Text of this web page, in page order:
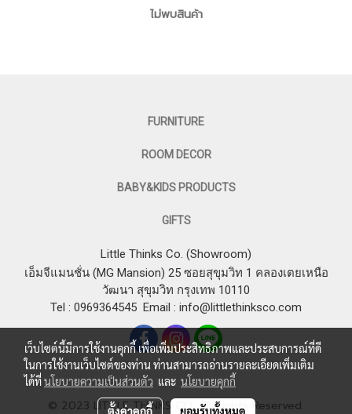
ไม่พบสินค้า
FURNITURE
ROOM DECOR
BABY&KIDS PRODUCTS
GIFTS
Little Thinks Co. (Showroom)
เอ็มจีแมนชั่น (MG Mansion) 25 ซอยสุขุมวิท 1 คลองเตยเหนือ
วัฒนา สุขุมวิท กรุงเทพ 10110
Tel : 0969364545 Email : info@littlethinksco.com
© 2023 LITTLE THINKS CO. All Rights Reserved.
เว็บไซต์นี้มีการใช้งานคุกกี้ เพื่อเพิ่มประสิทธิภาพและประสบการณ์ที่ดี
ในการใช้งานเว็บไซต์ของท่าน ท่านสามารถอ่านรายละเอียดเพิ่มเติม
ได้ที่นโยบายความเป็นส่วนตัว และ นโยบายคุกกี้
ตั้งค่าคุกกี้ ยอมรับทั้งหมด